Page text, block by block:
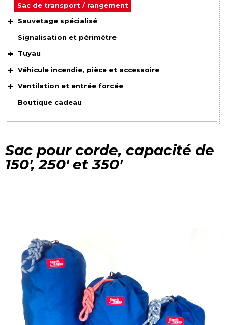
Sac de transport / rangement
Sauvetage spécialisé
Signalisation et périmètre
Tuyau
Véhicule incendie, pièce et accessoire
Ventilation et entrée forcée
Boutique cadeau
Sac pour corde, capacité de
150', 250' et 350'